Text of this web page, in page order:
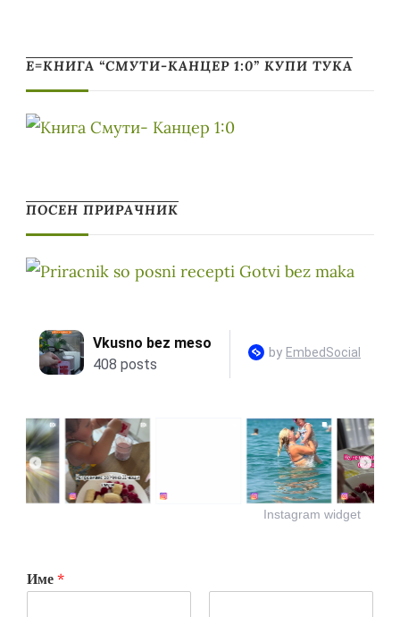
Е=КНИГА “СМУТИ-КАНЦЕР 1:0” КУПИ ТУКА
ПОСЕН ПРИРАЧНИК
Instagram widget
Име *